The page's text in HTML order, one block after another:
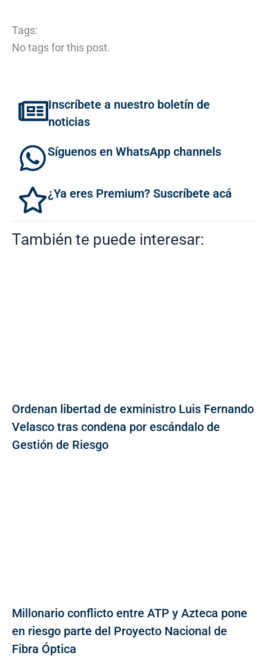
Tags:
No tags for this post.
Inscríbete a nuestro boletín de
noticias
Síguenos en WhatsApp channels
¿Ya eres Premium? Suscríbete acá
También te puede interesar:
Ordenan libertad de exministro Luis Fernando
Velasco tras condena por escándalo de
Gestión de Riesgo
Millonario conflicto entre ATP y Azteca pone
en riesgo parte del Proyecto Nacional de
Fibra Óptica